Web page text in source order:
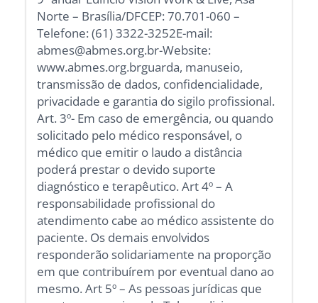
Norte – Brasília/DFCEP: 70.701-060 –
Telefone: (61) 3322-3252E-mail:
abmes@abmes.org.br-Website:
www.abmes.org.brguarda, manuseio,
transmissão de dados, confidencialidade,
privacidade e garantia do sigilo profissional.
Art. 3º- Em caso de emergência, ou quando
solicitado pelo médico responsável, o
médico que emitir o laudo a distância
poderá prestar o devido suporte
diagnóstico e terapêutico. Art 4º – A
responsabilidade profissional do
atendimento cabe ao médico assistente do
paciente. Os demais envolvidos
responderão solidariamente na proporção
em que contribuírem por eventual dano ao
mesmo. Art 5º – As pessoas jurídicas que